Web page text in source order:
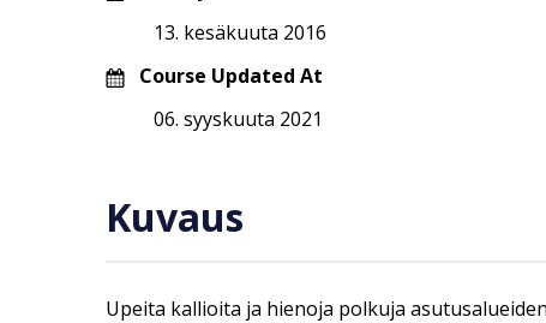
13. kesäkuuta 2016
Course Updated At
06. syyskuuta 2021
Kuvaus
Upeita kallioita ja hienoja polkuja